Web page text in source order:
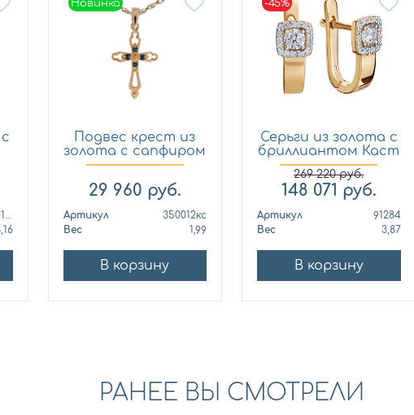
01-5879-00-404-1110
Новинка
Новинка
Подвес крест из
золота с сапфиром
Кло...
29 960 руб.
Артикул
350012кс
Вес
1,99
В корзину
-45%
Серьги из золота с
бриллиантом Каст
ю...
269 220руб.
148 071 руб.
Артикул
91284
Вес
3,87
В корзину
РАНЕЕ ВЫ СМОТРЕЛИ